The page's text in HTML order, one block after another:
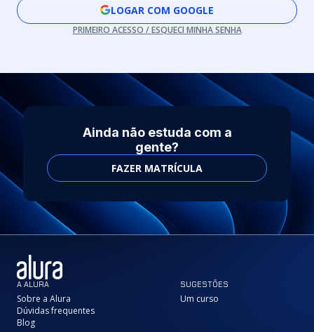
LOGAR COM GOOGLE
PRIMEIRO ACESSO / ESQUECI MINHA SENHA
Ainda não estuda com a
gente?
FAZER MATRÍCULA
A ALURA
Sobre a Alura
Dúvidas frequentes
Blog
SUGESTÕES
Um curso